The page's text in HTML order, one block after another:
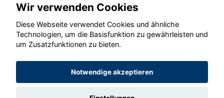
© konjunkturmotor.de GmbH 2020 - 2026
Wir verwenden Cookies
Diese Webseite verwendet Cookies und ähnliche
Technologien, um die Basisfunktion zu gewährleisten und
um Zusatzfunktionen zu bieten.
Notwendige akzeptieren